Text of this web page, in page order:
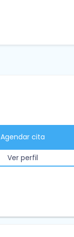
Agendar cita
Ver perfil